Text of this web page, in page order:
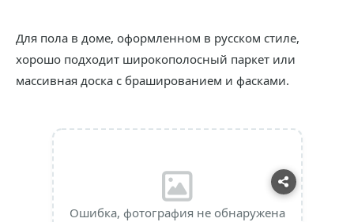
Для пола в доме, оформленном в русском стиле,
хорошо подходит широкополосный паркет или
массивная доска с брашированием и фасками.
Ошибка, фотография не обнаружена